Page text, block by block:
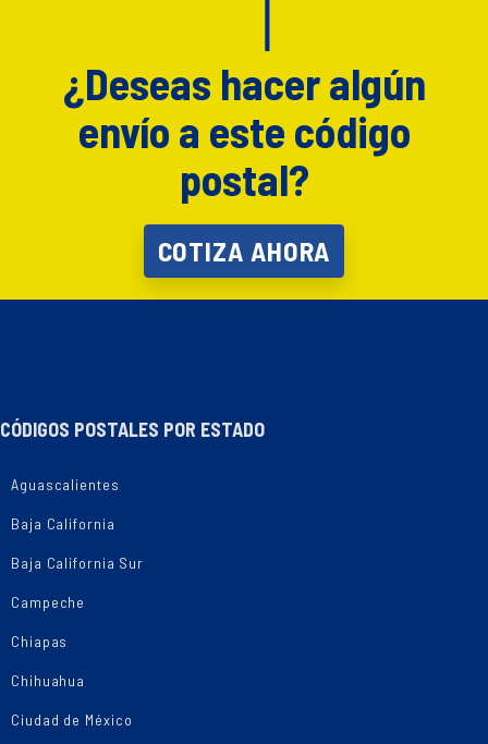
¿Deseas hacer algún
envío a este código
postal?
COTIZA AHORA
CÓDIGOS POSTALES POR ESTADO
Aguascalientes
Baja California
Baja California Sur
Campeche
Chiapas
Chihuahua
Ciudad de México